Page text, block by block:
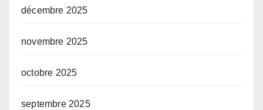
décembre 2025
novembre 2025
octobre 2025
septembre 2025